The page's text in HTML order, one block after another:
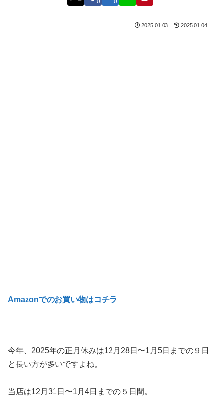
2025.01.03 2025.01.04
Amazonでのお買い物はコチラ
今年、2025年の正月休みは12月28日〜1月5日までの９日
と長い方が多いですよね。
当店は12月31日〜1月4日までの５日間。